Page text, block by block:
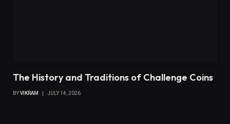
The History and Traditions of Challenge Coins
BYVIKRAM JULY 14, 2026